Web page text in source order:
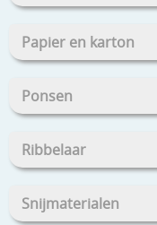
Papier en karton
Ponsen
Ribbelaar
Snijmaterialen